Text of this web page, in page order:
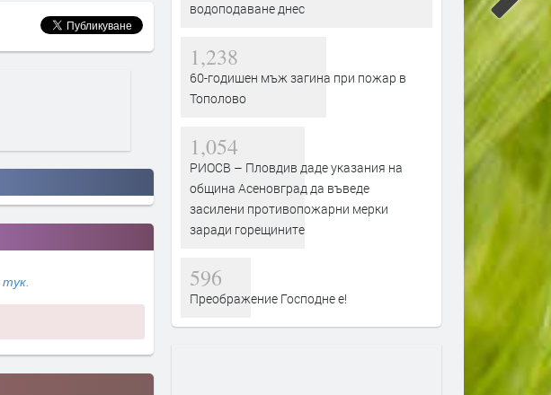
тук.
водоподаване днес
1,238
60-годишен мъж загина при пожар в
Тополово
1,054
РИОСВ – Пловдив даде указания на
община Асеновград да въведе
засилени противопожарни мерки
заради горещините
596
Преображение Господне е!